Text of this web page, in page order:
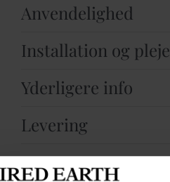
Anvendelighed
Installation og pleje
Yderligere info
Levering